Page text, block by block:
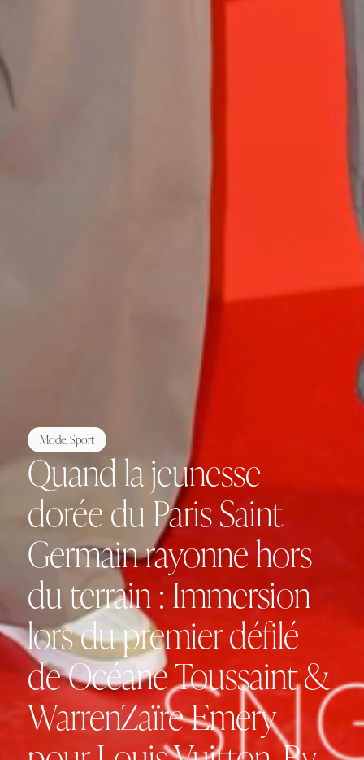
Mode,Sport
Quand la jeunesse
dorée du Paris Saint
Germain rayonne hors
du terrain : Immersion
lors du premier défilé
de Océane Toussaint &
WarrenZaïre Emery